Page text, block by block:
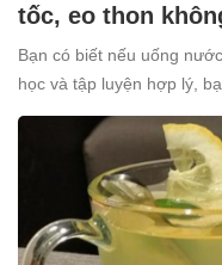
tốc, eo thon
Bạn có biết nếu uống
học và tập luyện hợp lý,